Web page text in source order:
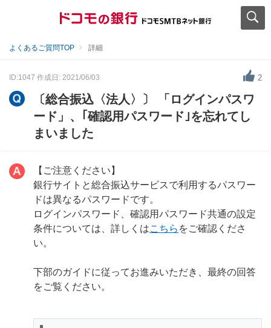
よくあるご質問TOP 詳細
ID:1047 作成日: 2021/06/03 2
〔総合振込〈法人〉〕 「ログインパスワ
ード」、｢確認用パスワード｣を忘れてし
まいました
【ご注意ください】
銀行サイトと総合振込サービスで利用するパスワー
ドは異なるパスワードです。
ログインパスワード、確認用パスワード共通の設定
条件については、詳しくはこちら をご確認くださ
い。
下部のガイドに従ってお進みいただき、最終の回答
をご覧ください。